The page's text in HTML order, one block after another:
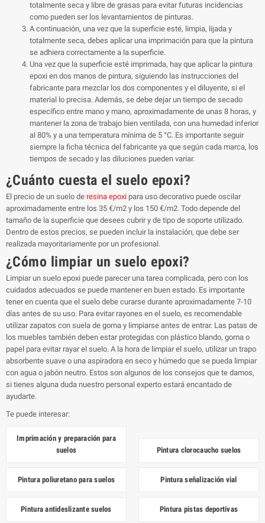
totalmente seca y libre de grasas para evitar futuras incidencias
como pueden ser los levantamientos de pinturas.
A continuación, una vez que la superficie esté, limpia, lijada y
totalmente seca, debes aplicar una imprimación para que la pintura
se adhiera correctamente a la superficie.
Una vez que la superficie esté imprimada, hay que aplicar la pintura
epoxi en dos manos de pintura, siguiendo las instrucciones del
fabricante para mezclar los dos componentes y el diluyente, si el
material lo precisa. Además, se debe dejar un tiempo de secado
específico entre mano y mano, aproximadamente de unas 8 horas, y
mantener la zona de trabajo bien ventilada, con una humedad inferior
al 80% y a una temperatura mínima de 5 °C. Es importante seguir
siempre la ficha técnica del fabricante ya que según cada marca, los
tiempos de secado y las diluciones pueden variar.
¿Cuánto cuesta el suelo epoxi?
El precio de un suelo de resina epoxi para uso decorativo puede oscilar
aproximadamente entre los 35 €/m2 y los 150 €/m2. Todo depende del
tamaño de la superficie que desees cubrir y de tipo de soporte utilizado.
Dentro de estos precios, se pueden incluir la instalación, que debe ser
realizada mayoritariamente por un profesional.
¿Cómo limpiar un suelo epoxi?
Limpiar un suelo epoxi puede parecer una tarea complicada, pero con los
cuidados adecuados se puede mantener en buen estado. Es importante
tener en cuenta que el suelo debe curarse durante aproximadamente 7-10
días antes de su uso. Para evitar rayones en el suelo, es recomendable
utilizar zapatos con suela de goma y limpiarse antes de entrar. Las patas de
los muebles también deben estar protegidas con plástico blando, goma o
papel para evitar rayar el suelo. A la hora de limpiar el suelo, utilizar un trapo
absorbente suave o una aspiradora en seco y húmedo que se pueda limpiar
con agua o jabón neutro. Estos son algunos de los consejos que te damos,
si tienes alguna duda nuestro personal experto estará encantado de
ayudarte.
Te puede interesar:
Imprimación y preparación para
suelos
Pintura clorocaucho suelos
Pintura poliuretano para suelos Pintura señalización vial
Pintura antideslizante suelos Pintura pistas deportivas